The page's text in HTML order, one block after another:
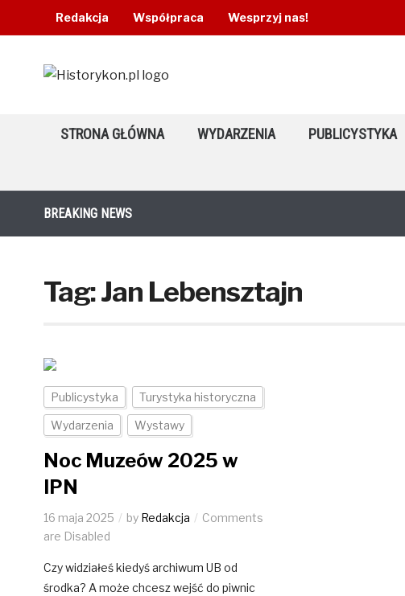
Redakcja Współpraca Wesprzyj nas!
STRONA GŁÓWNA WYDARZENIA PUBLICYSTYKA
BREAKING NEWS
Tag:Jan Lebensztajn
Publicystyka Turystyka historyczna
Wydarzenia Wystawy
Noc Muzeów 2025 w
IPN
16 maja 2025 by Redakcja
Comments
are Disabled
Czy widziałeś kiedyś archiwum UB od
środka? A może chcesz wejść do piwnic